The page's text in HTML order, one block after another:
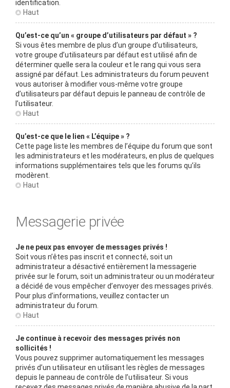
identification.
Haut
Qu’est-ce qu’un « groupe d’utilisateurs par défaut » ?
Si vous êtes membre de plus d’un groupe d’utilisateurs,
votre groupe d’utilisateurs par défaut est utilisé afin de
déterminer quelle sera la couleur et le rang qui vous sera
assigné par défaut. Les administrateurs du forum peuvent
vous autoriser à modifier vous-même votre groupe
d’utilisateurs par défaut depuis le panneau de contrôle de
l’utilisateur.
Haut
Qu’est-ce que le lien « L’équipe » ?
Cette page liste les membres de l’équipe du forum que sont
les administrateurs et les modérateurs, en plus de quelques
informations supplémentaires tels que les forums qu’ils
modèrent.
Haut
Messagerie privée
Je ne peux pas envoyer de messages privés !
Soit vous n’êtes pas inscrit et connecté, soit un
administrateur a désactivé entièrement la messagerie
privée sur le forum, soit un administrateur ou un modérateur
a décidé de vous empêcher d’envoyer des messages privés.
Pour plus d’informations, veuillez contacter un
administrateur du forum.
Haut
Je continue à recevoir des messages privés non
sollicités !
Vous pouvez supprimer automatiquement les messages
privés d’un utilisateur en utilisant les règles de messages
depuis le panneau de contrôle de l’utilisateur. Si vous